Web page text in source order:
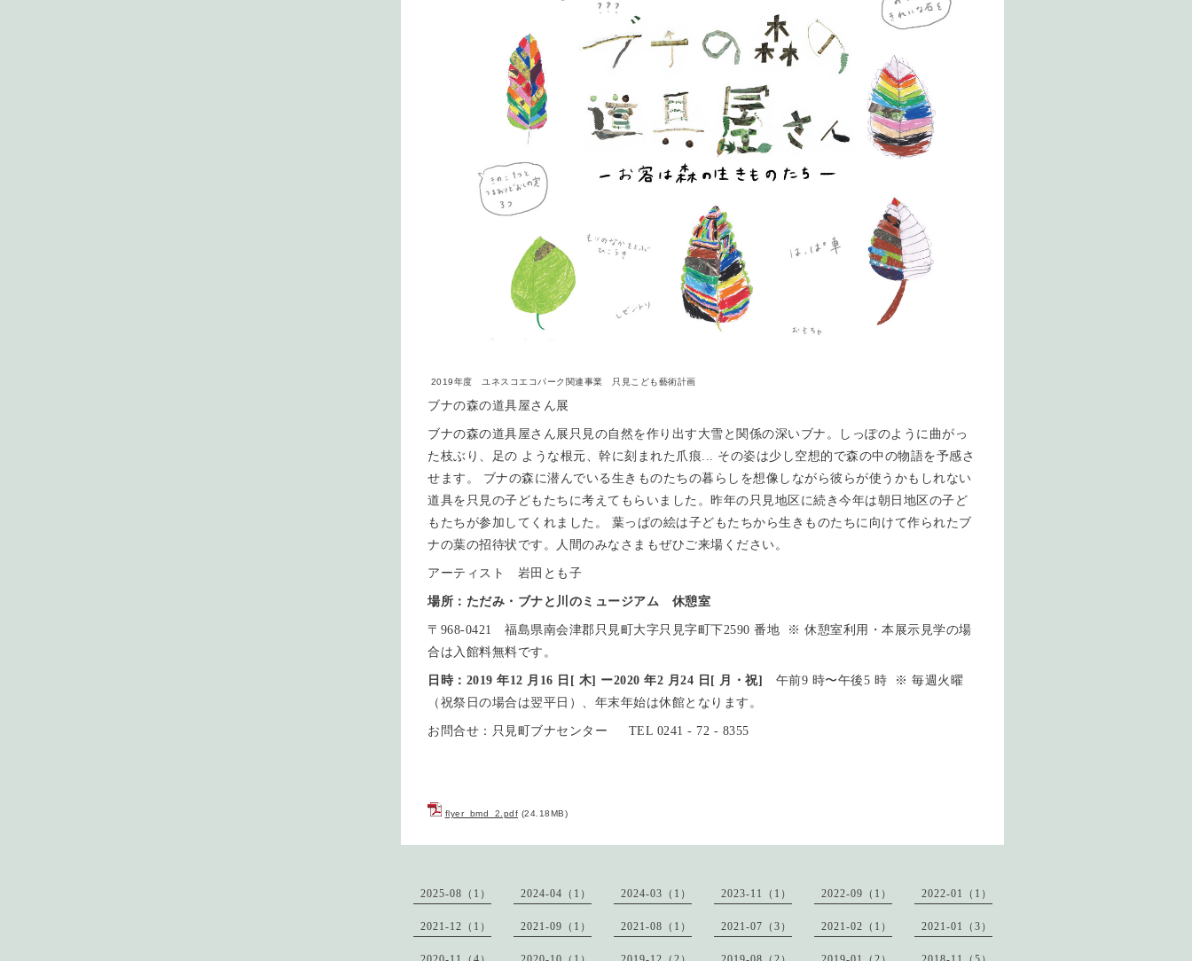
2019年度 ユネスコエコパーク関連事業 只見こども藝術計画
ブナの森の道具屋さん展
ブナの森の道具屋さん展只見の自然を作り出す大雪と関係の深いブナ。しっぽのように曲がっ
た枝ぶり、足の ような根元、幹に刻まれた爪痕... その姿は少し空想的で森の中の物語を予感さ
せます。 ブナの森に潜んでいる生きものたちの暮らしを想像しながら彼らが使うかもしれない
道具を只見の子どもたちに考えてもらいました。昨年の只見地区に続き今年は朝日地区の子ど
もたちが参加してくれました。 葉っぱの絵は子どもたちから生きものたちに向けて作られたブ
ナの葉の招待状です。人間のみなさまもぜひご来場ください。
アーティスト 岩田とも子
場所：ただみ・ブナと川のミュージアム 休憩室
〒968-0421 福島県南会津郡只見町大字只見字町下2590 番地 ※ 休憩室利用・本展示見学の場
合は入館料無料です。
日時：2019 年12 月16 日[ 木] ー2020 年2 月24 日[ 月・祝]
午前9 時〜午後5 時 ※ 毎週火曜
（祝祭日の場合は翌平日）、年末年始は休館となります。
お問合せ：只見町ブナセンター TEL 0241 - 72 - 8355
flyer_bmd_2.pdf (24.18MB)
2025-08（1） 2024-04（1） 2024-03（1） 2023-11（1） 2022-09（1） 2022-01（1）
2021-12（1） 2021-09（1） 2021-08（1） 2021-07（3） 2021-02（1） 2021-01（3）